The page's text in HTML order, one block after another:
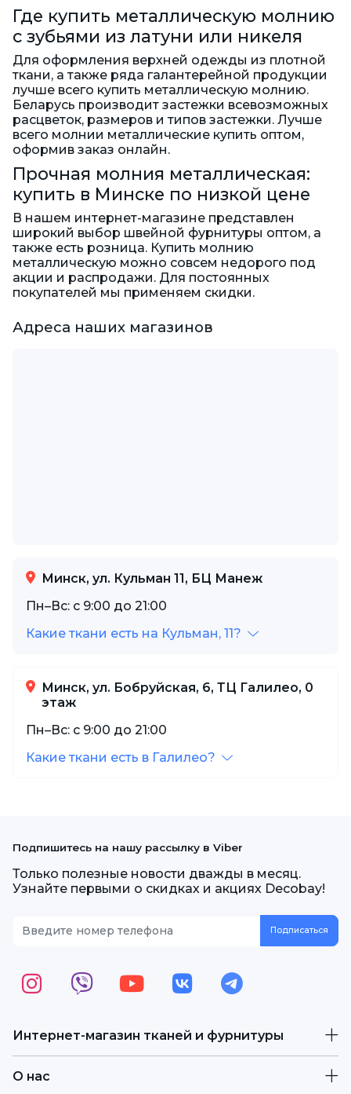
Где купить металлическую молнию
с зубьями из латуни или никеля
Для оформления верхней одежды из плотной
ткани, а также ряда галантерейной продукции
лучше всего купить металлическую молнию.
Беларусь производит застежки всевозможных
расцветок, размеров и типов застежки. Лучше
всего молнии металлические купить оптом,
оформив заказ онлайн.
Прочная молния металлическая:
купить в Минске по низкой цене
В нашем интернет-магазине представлен
широкий выбор швейной фурнитуры оптом, а
также есть розница. Купить молнию
металлическую можно совсем недорого под
акции и распродажи. Для постоянных
покупателей мы применяем скидки.
Адреса наших магазинов
Минск, ул. Кульман 11, БЦ Манеж
Пн–Вс: с 9:00 до 21:00
Какие ткани есть на Кульман, 11?
Минск, ул. Бобруйская, 6, ТЦ Галилео, 0
этаж
Пн–Вс: с 9:00 до 21:00
Какие ткани есть в Галилео?
Интернет-магазин тканей и фурнитуры
О нас
Подпишитесь на нашу рассылку в Viber
Только полезные новости дважды в месяц.
Узнайте первыми о скидках и акциях Decobay!